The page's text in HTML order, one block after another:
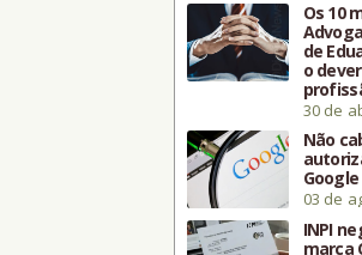
Os 10
de
o
30 de
Não
03 de
INPI
marca